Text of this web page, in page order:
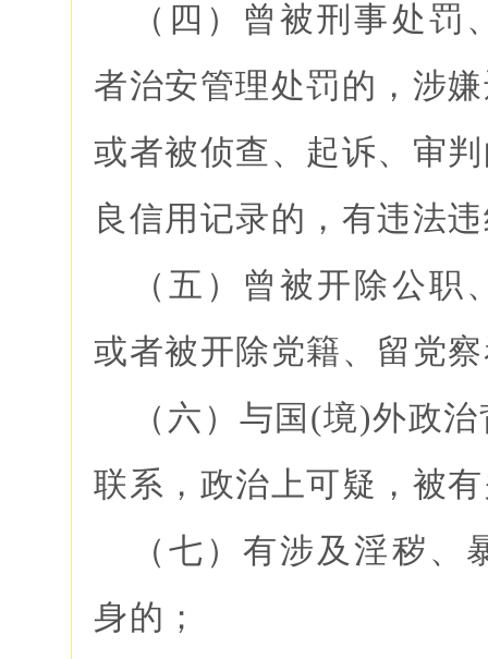
（四）曾被刑事处
者治安管理处罚的，涉
或者被侦查、起诉、审
良信用记录的，有违法
（五）曾被开除公
或者被开除党籍、留党
（六）与国(境)外政
联系，政治上可疑，被
（七）有涉及淫秽
身的；